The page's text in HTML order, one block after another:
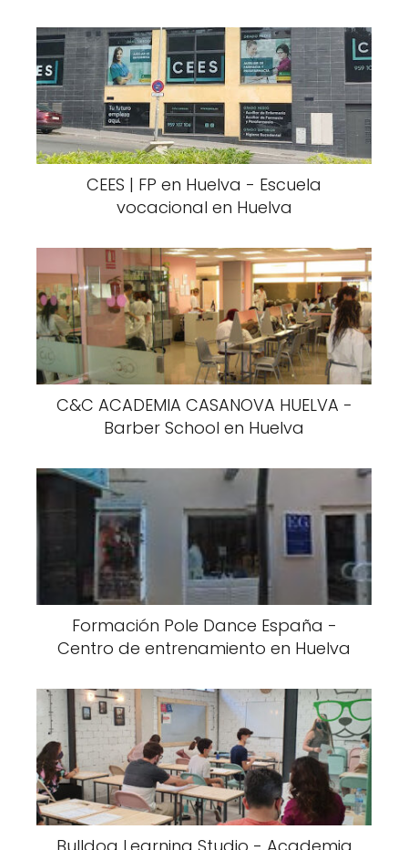
CEES | FP en Huelva - Escuela
vocacional en Huelva
C&C ACADEMIA CASANOVA HUELVA -
Barber School en Huelva
Formación Pole Dance España -
Centro de entrenamiento en Huelva